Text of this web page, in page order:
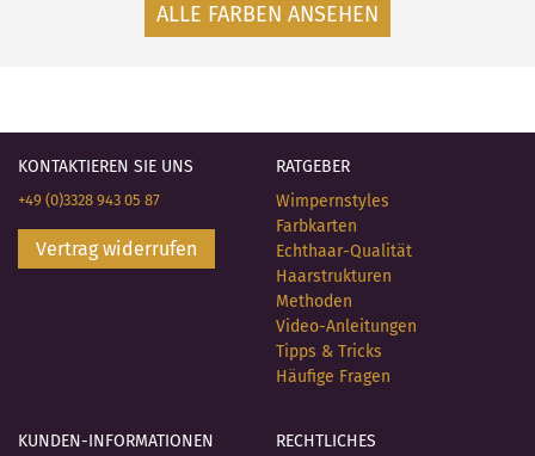
ALLE FARBEN ANSEHEN
KONTAKTIEREN SIE UNS
+49 (0)3328 943 05 87
Vertrag widerrufen
RATGEBER
Wimpernstyles
Farbkarten
Echthaar-Qualität
Haarstrukturen
Methoden
Video-Anleitungen
Tipps & Tricks
Häufige Fragen
KUNDEN-INFORMATIONEN
RECHTLICHES